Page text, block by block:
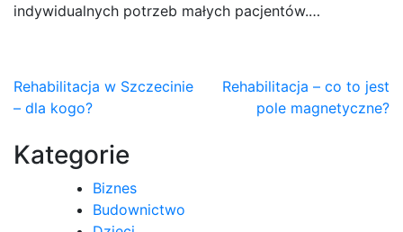
indywidualnych potrzeb małych pacjentów.…
Nawigacja
wpisu
Rehabilitacja w Szczecinie
– dla kogo?
Rehabilitacja – co to jest
pole magnetyczne?
Kategorie
Biznes
Budownictwo